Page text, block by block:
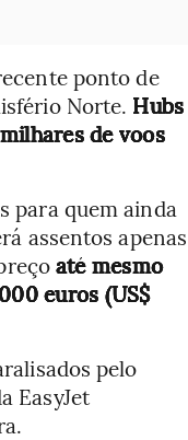
ponto de
Norte. Hubs
de voos
para quem ainda
assentos apenas
até mesmo
euros (US$
pelo
EasyJet